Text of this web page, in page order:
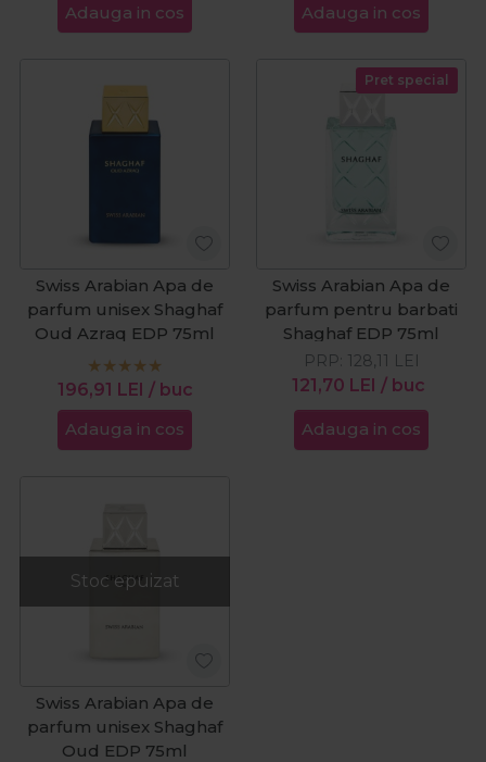
Adauga in cos
Adauga in cos
Swiss Arabian Apa de
parfum unisex Shaghaf
Oud Azraq EDP 75ml
196,91 LEI / buc
Adauga in cos
Pret special
Swiss Arabian Apa de
parfum pentru barbati
Shaghaf EDP 75ml
121,70 LEI / buc
PRP: 128,11 LEI
Adauga in cos
Stoc epuizat
Swiss Arabian Apa de
parfum unisex Shaghaf
Oud EDP 75ml